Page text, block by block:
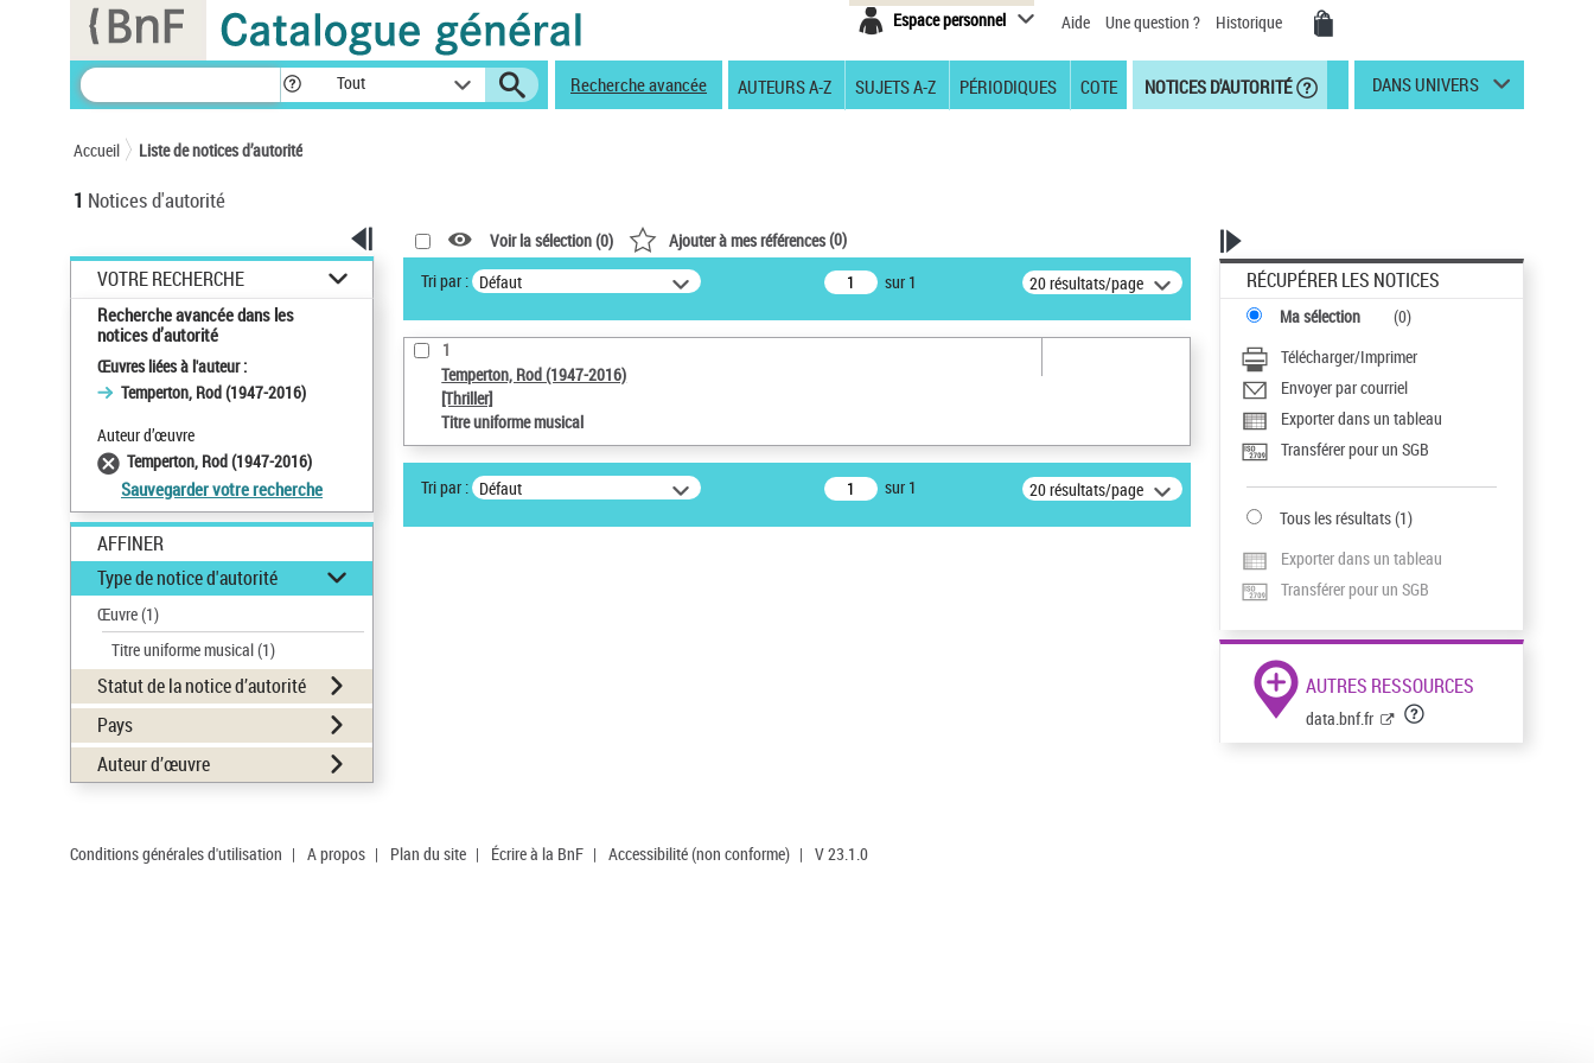
Espace personnel Aide Une question ? Historique
Tout Recherche avancée AUTEURS A-Z SUJETS A-Z PÉRIODIQUES COTE NOTICES D'AUTORITÉ DANS UNIVERS
Accueil Liste de notices d’autorité
1 Notices d'autorité
VOTRE RECHERCHE
Recherche avancée dans les
notices d’autorité
Œuvres liées à l'auteur :
Temperton, Rod (1947-2016)
Auteur d’œuvre
Temperton, Rod (1947-2016)
Sauvegarder votre recherche
AFFINER
Type de notice d'autorité
Œuvre(1)
Titre uniforme musical(1)
Statut de la notice d’autorité
Pays
Auteur d’œuvre
Voir la sélection (0) Ajouter à mes références(0)
Tri par : Défaut sur 1 20 résultats/page
1
Temperton, Rod (1947-2016)
[Thriller]
Titre uniforme musical
Tri par : Défaut sur 1 20 résultats/page
RÉCUPÉRER LES NOTICES
Ma sélection (0)
Télécharger/Imprimer
Envoyer par courriel
Exporter dans un tableau
Transférer pour un SGB
Tous les résultats(1)
Exporter dans un tableau
Transférer pour un SGB
AUTRES RESSOURCES
data.bnf.fr
Conditions générales d'utilisation | A propos | Plan du site | Écrire à la BnF | Accessibilité (non conforme) | V 23.1.0
Panneau de gestion des cookies